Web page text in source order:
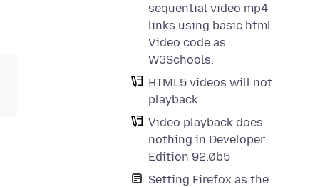
sequential video mp4
links using basic html
Video code as
W3Schools.
HTML5 videos will not
playback
Video playback does
nothing in Developer
Edition 92.0b5
Setting Firefox as the